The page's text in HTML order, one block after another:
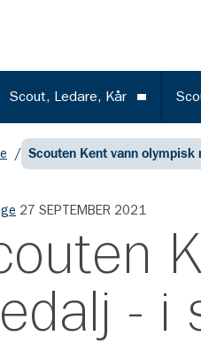
meny
Scout, Ledare, Kår Öppna
/ Scouten Kent vann olympisk
27 SEPTEMBER 2021
- i